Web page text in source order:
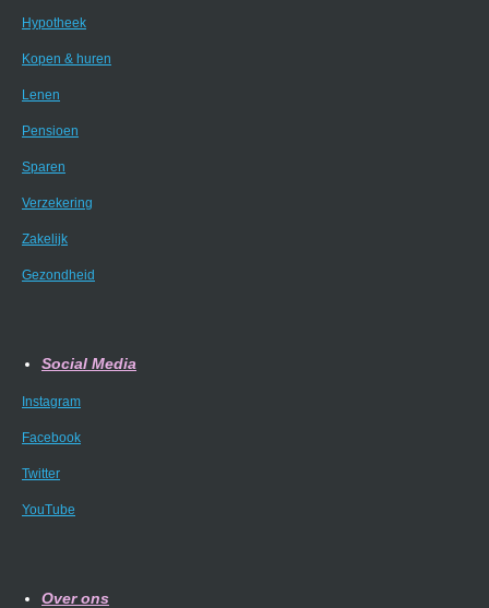
Hypotheek
Kopen & huren
Lenen
Pensioen
Sparen
Verzekering
Zakelijk
Gezondheid
Social Media
Instagram
Facebook
Twitter
YouTube
Over ons